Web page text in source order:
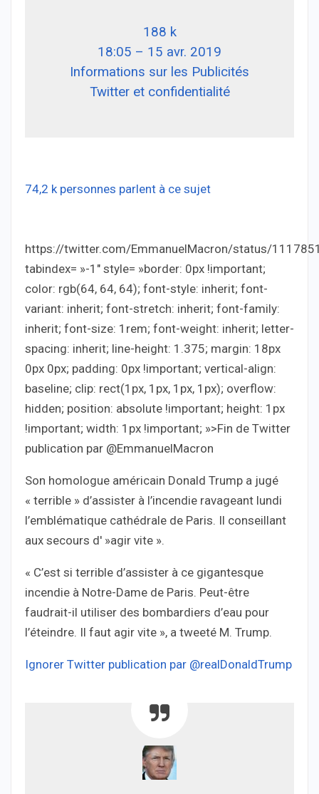
188 k
18:05 – 15 avr. 2019
Informations sur les Publicités
Twitter et confidentialité
74,2 k personnes parlent à ce sujet
https://twitter.com/EmmanuelMacron/status/
tabindex= »-1″ style= »border: 0px !important;
color: rgb(64, 64, 64); font-style: inherit; font-
variant: inherit; font-stretch: inherit; font-family:
inherit; font-size: 1rem; font-weight: inherit; letter-
spacing: inherit; line-height: 1.375; margin: 18px
0px 0px; padding: 0px !important; vertical-align:
baseline; clip: rect(1px, 1px, 1px, 1px); overflow:
hidden; position: absolute !important; height: 1px
!important; width: 1px !important; »>Fin de Twitter
publication par @EmmanuelMacron
Son homologue américain Donald Trump a jugé
« terrible » d’assister à l’incendie ravageant lundi
l’emblématique cathédrale de Paris. Il conseillant
aux secours d' »agir vite ».
« C’est si terrible d’assister à ce gigantesque
incendie à Notre-Dame de Paris. Peut-être
faudrait-il utiliser des bombardiers d’eau pour
l’éteindre. Il faut agir vite », a tweeté M. Trump.
Ignorer Twitter publication par @realDonaldTrump